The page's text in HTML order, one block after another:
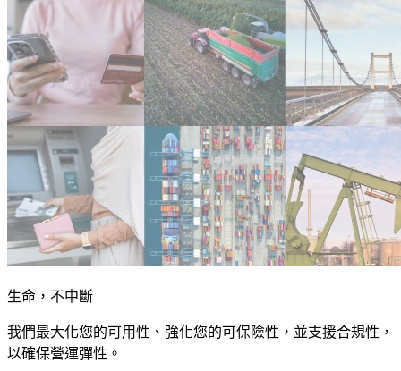
生命，不中斷
我們最大化您的可用性、強化您的可保險性，並支援合規性，
以確保營運彈性。